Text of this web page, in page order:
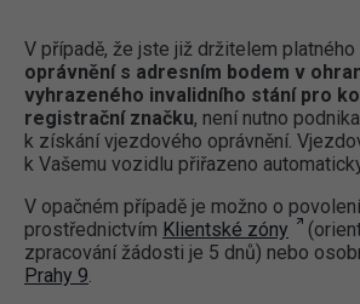
V případě, že jste již držitelem platného
oprávnění s adresním bodem v
vyhrazeného invalidního stání pro
registrační značku, není nutno
k získání vjezdového oprávnění.
k Vašemu vozidlu přiřazeno
V opačném případě je možno o
prostřednictvím Klientské zóny
zpracování žádosti je 5 dnů) nebo
Prahy 9